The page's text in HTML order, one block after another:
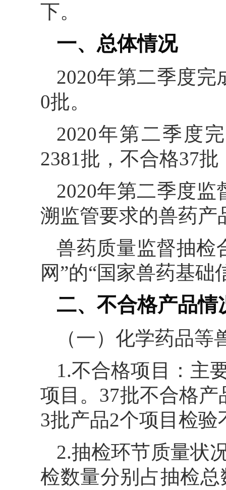
下。
一、总体情况
2020年第二季度
0批。
2020年第二季度
2381批，不合格37
2020年第二季度
溯监管要求的兽药产
兽药质量监督抽检
网”的“国家兽药基础
二、不合格产品情
（一）化学药品
1.不合格项目：主
项目。37批不合格
3批产品2个项目检
2.抽检环节质量状
检数量分别占抽检总